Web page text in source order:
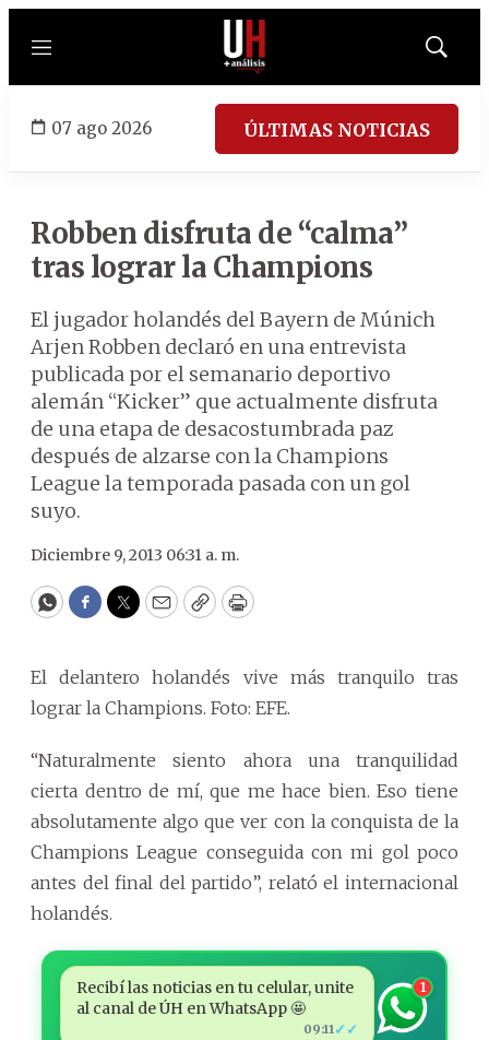
Menú
Mostrar
07 ago 2026 ÚLTIMAS NOTICIAS
Robben disfruta de “calma”
tras lograr la Champions
El jugador holandés del Bayern de Múnich
Arjen Robben declaró en una entrevista
publicada por el semanario deportivo
alemán “Kicker” que actualmente disfruta
de una etapa de desacostumbrada paz
después de alzarse con la Champions
League la temporada pasada con un gol
suyo.
Diciembre 9, 2013 06:31 a. m.
WhatsApp
Facebook
Twitter
EmailCopyPrint
El delantero holandés vive más tranquilo tras
lograr la Champions. Foto: EFE.
“Naturalmente siento ahora una tranquilidad
cierta dentro de mí, que me hace bien. Eso tiene
absolutamente algo que ver con la conquista de la
Champions League conseguida con mi gol poco
antes del final del partido”, relató el internacional
holandés.
Recibí las noticias en tu celular, unite
al canal de ÚH en WhatsApp 🤩
09:11✓✓
1